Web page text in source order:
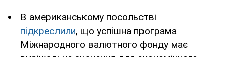
В американському посольстві
підкреслили, що успішна програма
Міжнародного валютного фонду має